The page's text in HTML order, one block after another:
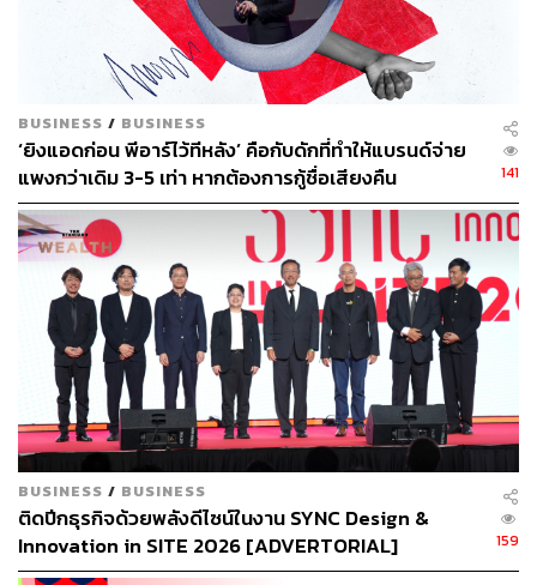
(ปี 2563 อิชิตันระบุว่ามีรายได้จากการขาย 5,099.3 ล้านบาท
ลดลงจากปีก่อนซึ่งทำได้ 5,334.2 ล้านบาท) แต่กำไรกลับกัน
เพิ่มขึ้นเพราะยอดขายที่ดีขึ้นในโชห่วย ซึ่งทำกำไรได้ดีกว่า
มากจากขนาด 10 บาทที่วางขายอยู่
ดังนั้นปีที่ผ่านมาอิชิตันจึงมีกำไร 515.5 ล้านบาท เติบโต
26.5% จากปีก่อนอยู่ที่ 407.5 ล้านบาท สำหรับในปี 2563 ก็น่า
จะมีกำไรที่เพิ่มขึ้น จากทั้งน้ำวิตามินซี นอกจากนี้ยังได้ OEM
ซึ่งเป็นตัวที่ทำกำไรเพิ่มขึ้น โดยไม่มีค่าใช้จ่ายและความเสี่ยง
โดยอิชิตันเพิ่งได้รับ OEM มาจาก ‘อาซาฮี’ สำหรับส่งสินค้า
ไปขายที่ฟิลิปปินส์ ส่วนในเมืองไทยได้บริษัทยักษ์ใหญ่อีกหนึ่ง
บริษัท มาจ้างผลิตน้ำวิตามินซี และกัญชงในอนาคตด้วย
“OEM เป็นสิ่งที่ในสมัยก่อนอิชิตันไม่ได้ ถามว่าออกมาแข่งกับ
อิชิตันไหม แน่นอนก็ต้องแข่ง แต่ไม่มีปัญหา เพราะว่าเราขาย
เองก็ได้กำไร เขาขายเราก็ได้กำไร เพราะกำลังการผลิตเราเห
ลือๆ โดยไม่ได้ลงทุนเพิ่มเติมเกี่ยวกับเครื่องจักร จึงไม่มีความ
เสี่ยง กลับกัน OEM ได้กำไรสุทธิแน่นอน ไม่เหมือนสินค้าของ
ตัวเองที่ได้น้อยลงเพราะมีค่าการตลาดและโฆษณา ทั้งนี้
ความเสี่ยงของ OEM มีแค่ผู้ว่าจ้างหากขายดีมากๆ อาจตัดสิน
BUSINESS / BUSINESS
‘ยิงแอดก่อน พีอาร์ไว้ทีหลัง’ คือกับดักที่ทำให้แบรนด์จ่าย
แพงกว่าเดิม 3-5 เท่า หากต้องการกู้ชื่อเสียงคืน
141
BUSINESS / BUSINESS
ติดปีกธุรกิจด้วยพลังดีไซน์ในงาน SYNC Design &
Innovation in SITE 2026 [ADVERTORIAL]
159